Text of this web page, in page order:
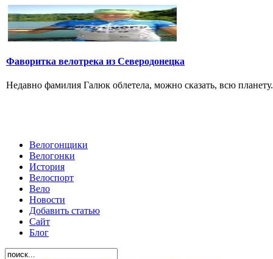
Фаворитка велотрека из Северодонецка
Недавно фамилия Галюк облетела, можно сказать, всю
Велогонщики
Велогонки
История
Велоспорт
Вело
Новости
Добавить статью
Сайт
Блог